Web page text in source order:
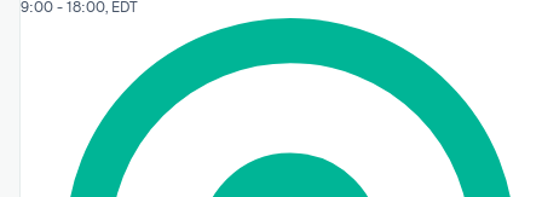
9:00 - 18:00, EDT